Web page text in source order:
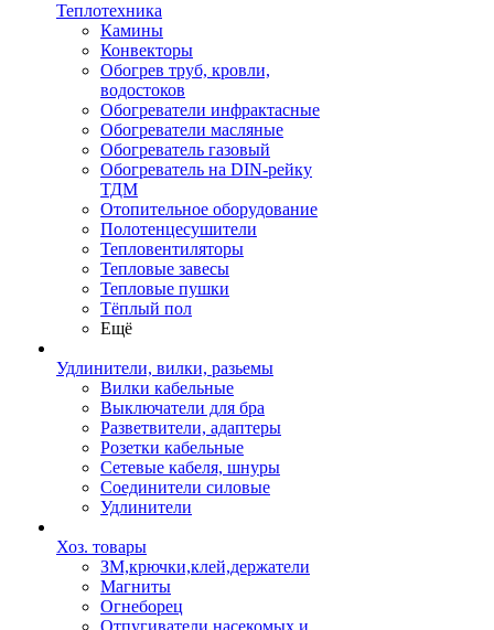
Теплотехника
Камины
Конвекторы
Обогрев труб, кровли,
водостоков
Обогреватели инфрактасные
Обогреватели масляные
Обогреватель газовый
Обогреватель на DIN-рейку
ТДМ
Отопительное оборудование
Полотенцесушители
Тепловентиляторы
Тепловые завесы
Тепловые пушки
Тёплый пол
Ещё
Удлинители, вилки, разьемы
Вилки кабельные
Выключатели для бра
Разветвители, адаптеры
Розетки кабельные
Сетевые кабеля, шнуры
Соединители силовые
Удлинители
Хоз. товары
ЗМ,крючки,клей,держатели
Магниты
Огнеборец